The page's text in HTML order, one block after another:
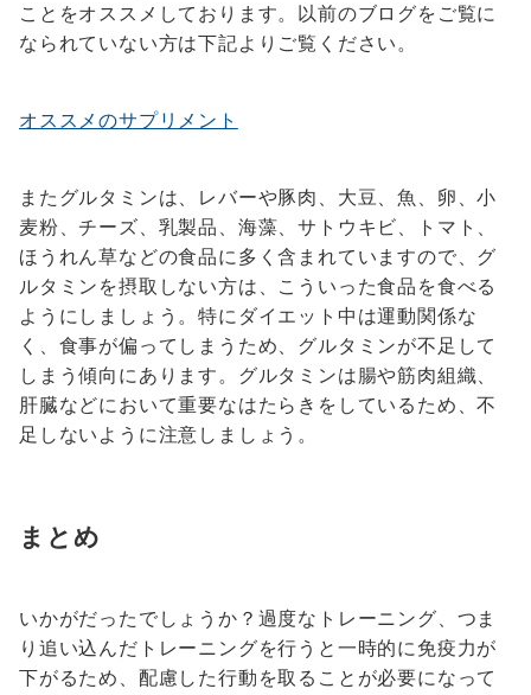
ことをオススメしております。以前のブログをご覧に
なられていない方は下記よりご覧ください。
オススメのサプリメント
またグルタミンは、レバーや豚肉、大豆、魚、卵、小
麦粉、チーズ、乳製品、海藻、サトウキビ、トマト、
ほうれん草などの食品に多く含まれていますので、グ
ルタミンを摂取しない方は、こういった食品を食べる
ようにしましょう。特にダイエット中は運動関係な
く、食事が偏ってしまうため、グルタミンが不足して
しまう傾向にあります。グルタミンは腸や筋肉組織、
肝臓などにおいて重要なはたらきをしているため、不
足しないように注意しましょう。
まとめ
いかがだったでしょうか？過度なトレーニング、つま
り追い込んだトレーニングを行うと一時的に免疫力が
下がるため、配慮した行動を取ることが必要になって